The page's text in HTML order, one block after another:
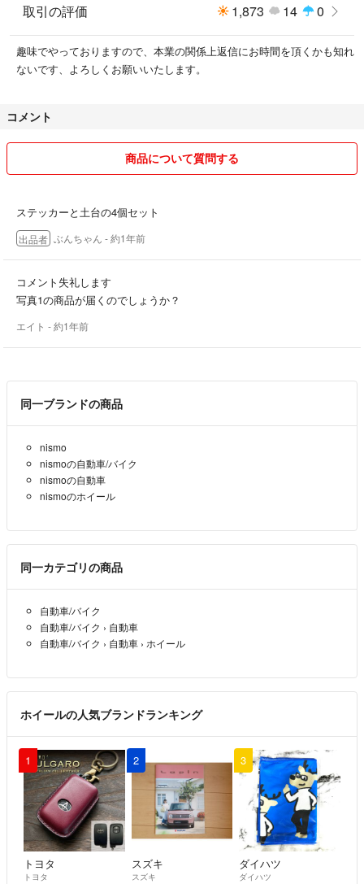
取引の評価 1,873 14 0
趣味でやっておりますので、本業の関係上返信にお時間を頂くかも知れ
ないです、よろしくお願いいたします。
コメント
商品について質問する
ステッカーと土台の4個セット
出品者 ぶんちゃん - 約1年前
コメント失礼します
写真1の商品が届くのでしょうか？
エイト - 約1年前
同一ブランドの商品
nismo
nismoの自動車/バイク
nismoの自動車
nismoのホイール
同一カテゴリの商品
自動車/バイク
自動車/バイク › 自動車
自動車/バイク › 自動車 › ホイール
ホイールの人気ブランドランキング
1
トヨタ
トヨタ
2
スズキ
スズキ
3
ダイハツ
ダイハツ